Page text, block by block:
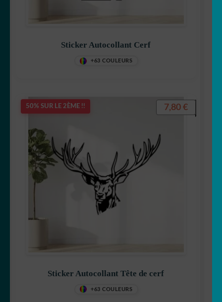
Sticker Autocollant Cerf
+63 COULEURS
50% SUR LE 2ÈME !!
Sticker Autocollant Tête de cerf
+63 COULEURS
7,80 €